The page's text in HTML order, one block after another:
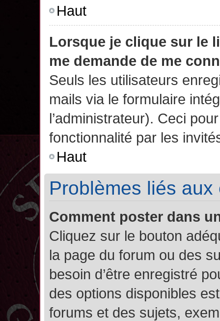
Haut
Lorsque je clique sur le
me demande de me
Seuls les utilisateurs
mails via le formulaire
l’administrateur). Ceci
fonctionnalité par les
Haut
Problèmes liés
Comment poster dans
Cliquez sur le bouton
la page du forum ou des
besoin d’être enregistré
des options disponibles
forums et des sujets,